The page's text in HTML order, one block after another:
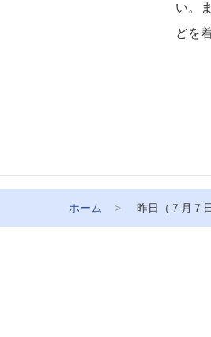
い。
どを
ホーム 昨日（７月７